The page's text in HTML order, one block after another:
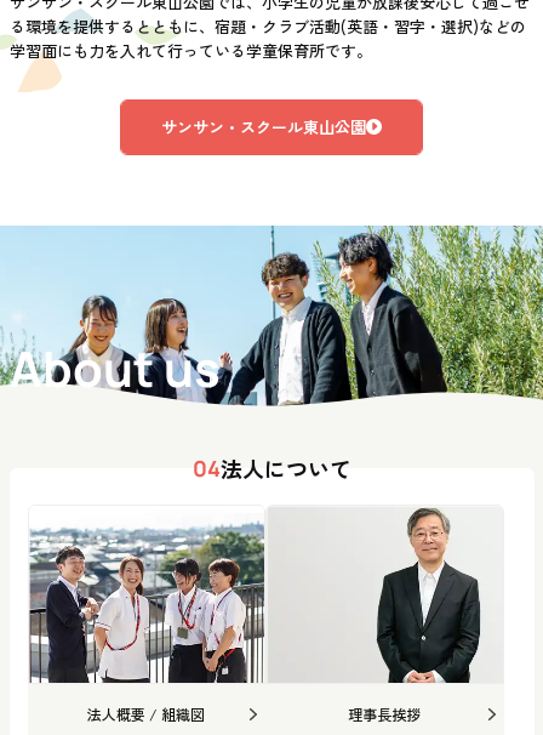
る環境を提供するとともに、宿題・クラブ活動(英語・習字・選択)などの
学習面にも力を入れて行っている学童保育所です。
サンサン・スクール東山公園
About us
04法人について
法人概要 / 組織図 理事長挨拶